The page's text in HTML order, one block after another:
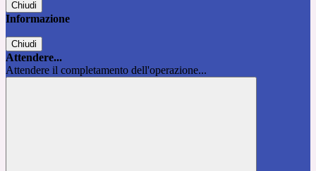
Chiudi
Informazione
Chiudi
Attendere...
Attendere il completamento dell'operazione...